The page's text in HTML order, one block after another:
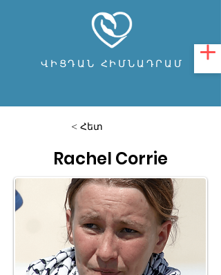
ՎԻՑԴԱՆ ՀԻՄՆԱԴՐԱՄ
< Հետ
Rachel Corrie